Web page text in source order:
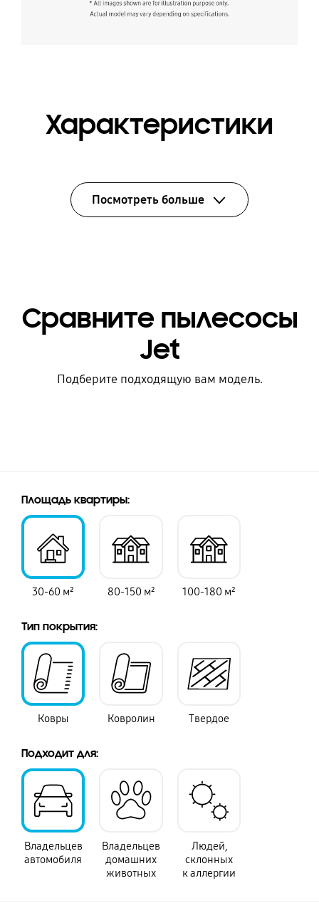
Характеристики
Посмотреть больше
Сравните пылесосы
Jet
Подберите подходящую вам модель.
Плoщaдь квapтиpы:
30-60 м² 80-150 м² 100-180 м²
Тип покрытия:
Ковры Ковролин Твердое
Подходит для:
Владельцев
автомобиля
Владельцев
домашних
животных
Людей,
склонных
к аллергии